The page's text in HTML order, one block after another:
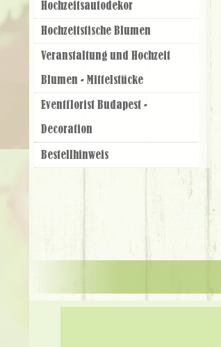
Hochzeitsautodekor
Hochzeitstische Blumen
Veranstaltung und Hochzeit
Blumen - Mittelstücke
Eventflorist Budapest -
Decoration
Bestellhinweis